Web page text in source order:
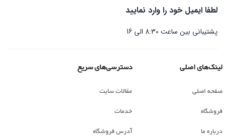
لطفا ایمیل خود را وارد نمایید
پشتیبانی بین ساعت 8:30 الی 16
لینک‌های اصلی
صفحه اصلی
فروشگاه
درباره ما
دسترسی‌های سریع
مقالات سایت
خدمات
آدرس فروشگاه